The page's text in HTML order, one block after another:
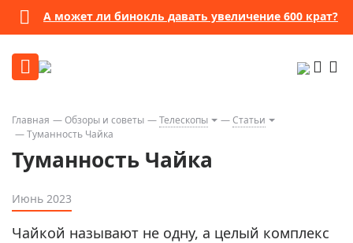
А может ли бинокль давать увеличение 600 крат?
Главная Обзоры и советы Телескопы
Статьи
Туманность Чайка
Туманность Чайка
Июнь 2023
Чайкой называют не одну, а целый комплекс